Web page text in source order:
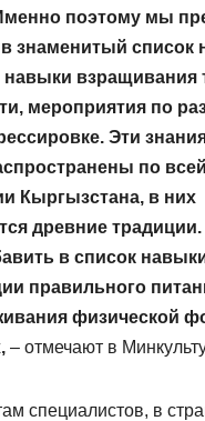
поэтому мы
знаменитый список
навыки взращивания
мероприятия по
Эти
по всей
Кыргызстана, в них
древние
в список
правильного
физической
– отмечают в
специалистов, в